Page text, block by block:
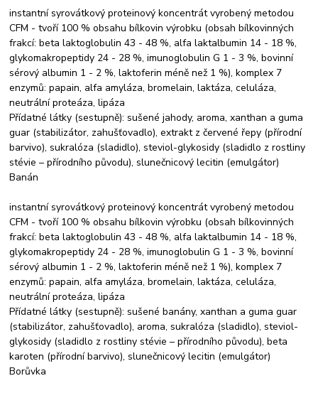
instantní syrovátkový proteinový koncentrát vyrobený metodou
CFM - tvoří 100 % obsahu bílkovin výrobku (obsah bílkovinných
frakcí: beta laktoglobulin 43 - 48 %, alfa laktalbumin 14 - 18 %,
glykomakropeptidy 24 - 28 %, imunoglobulin G 1 - 3 %, bovinní
sérový albumin 1 - 2 %, laktoferin méně než 1 %), komplex 7
enzymů: papain, alfa amyláza, bromelain, laktáza, celuláza,
neutrální proteáza, lipáza
Přídatné látky (sestupně): sušené jahody, aroma, xanthan a guma
guar (stabilizátor, zahušťovadlo), extrakt z červené řepy (přírodní
barvivo), sukralóza (sladidlo), steviol-glykosidy (sladidlo z rostliny
stévie – přírodního původu), slunečnicový lecitin (emulgátor)
Banán
instantní syrovátkový proteinový koncentrát vyrobený metodou
CFM - tvoří 100 % obsahu bílkovin výrobku (obsah bílkovinných
frakcí: beta laktoglobulin 43 - 48 %, alfa laktalbumin 14 - 18 %,
glykomakropeptidy 24 - 28 %, imunoglobulin G 1 - 3 %, bovinní
sérový albumin 1 - 2 %, laktoferin méně než 1 %), komplex 7
enzymů: papain, alfa amyláza, bromelain, laktáza, celuláza,
neutrální proteáza, lipáza
Přídatné látky (sestupně): sušené banány, xanthan a guma guar
(stabilizátor, zahušťovadlo), aroma, sukralóza (sladidlo), steviol-
glykosidy (sladidlo z rostliny stévie – přírodního původu), beta
karoten (přírodní barvivo), slunečnicový lecitin (emulgátor)
Borůvka